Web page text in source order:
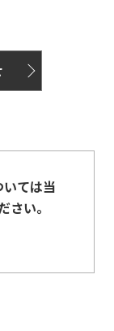
ては当
い。